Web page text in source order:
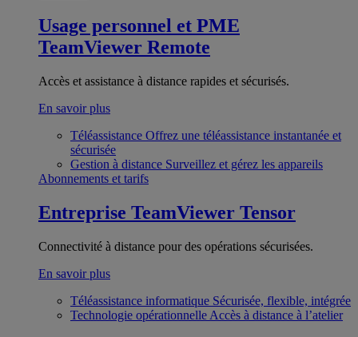
Usage personnel et PME
TeamViewer Remote
Accès et assistance à distance rapides et sécurisés.
En savoir plus
Téléassistance Offrez une téléassistance instantanée et
sécurisée
Gestion à distance Surveillez et gérez les appareils
Abonnements et tarifs
Entreprise TeamViewer Tensor
Connectivité à distance pour des opérations sécurisées.
En savoir plus
Téléassistance informatique Sécurisée, flexible, intégrée
Technologie opérationnelle Accès à distance à l’atelier